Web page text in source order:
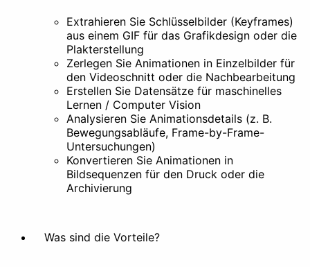
Animation erstellen Extrahieren
Verschönern
Filter Stilisieren
Extrahieren Sie Schlüsselbilder (Keyframes)
aus einem GIF für das Grafikdesign oder die
Plakterstellung
Zerlegen Sie Animationen in Einzelbilder für
den Videoschnitt oder die Nachbearbeitung
Erstellen Sie Datensätze für maschinelles
Lernen / Computer Vision
Analysieren Sie Animationsdetails (z. B.
Bewegungsabläufe, Frame-by-Frame-
Untersuchungen)
Konvertieren Sie Animationen in
Bildsequenzen für den Druck oder die
Archivierung
Was sind die Vorteile?